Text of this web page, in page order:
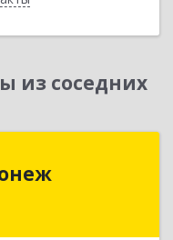
из соседних
Воронеж
г, 20-летия